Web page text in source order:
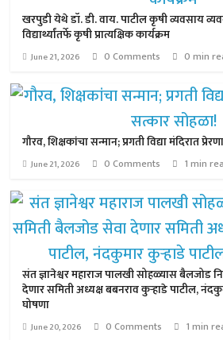
खरपुडी येथे डॉ. डी. वाय. पाटील कृषी व्यवसाय
विद्यार्थ्यांतर्फे कृषी प्रात्यक्षिक कार्यक्रम
June 21, 2026 0 Comments 0 min
गौरव, शिक्षकांचा सन्मान; प्रगती विद्या मंदिरात
June 21, 2026 0 Comments 1 min
संत ज्ञानेश्वर महाराज पालखी सोहळ्यास बैलजोड
देणार समिती अध्यक्ष बबनराव कुऱ्हाडे पाटील,
घोषणा
June 20, 2026 0 Comments 1 min